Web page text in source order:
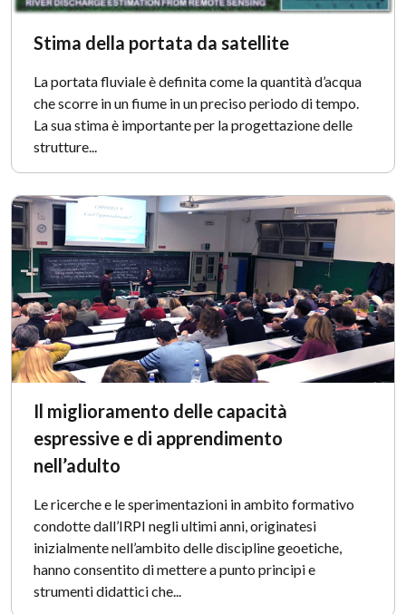
Stima della portata da satellite
La portata fluviale è definita come la quantità d’acqua
che scorre in un fiume in un preciso periodo di tempo.
La sua stima è importante per la progettazione delle
strutture...
Il miglioramento delle capacità
espressive e di apprendimento
nell’adulto
Le ricerche e le sperimentazioni in ambito formativo
condotte dall’IRPI negli ultimi anni, originatesi
inizialmente nell’ambito delle discipline geoetiche,
hanno consentito di mettere a punto principi e
strumenti didattici che...